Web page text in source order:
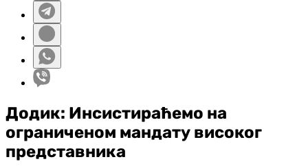
Додик: Инсистираћемо на
ограниченом мандату високог
представника